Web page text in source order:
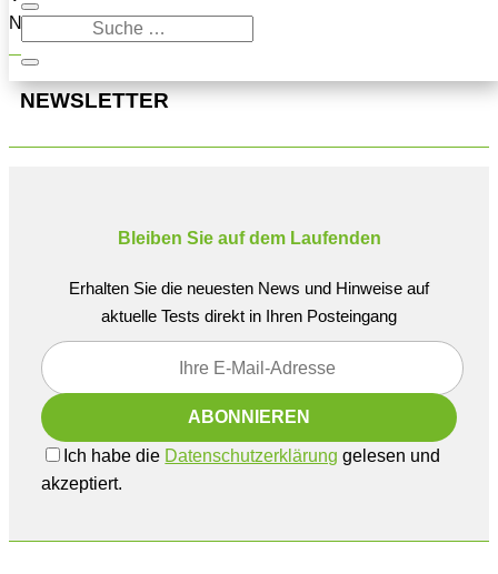
Navigation oben, um den Beitrag zu finden.
NEWSLETTER
Bleiben Sie auf dem Laufenden
Erhalten Sie die neuesten News und Hinweise auf
aktuelle Tests direkt in Ihren Posteingang
Ich habe die Datenschutzerklärung gelesen und
akzeptiert.